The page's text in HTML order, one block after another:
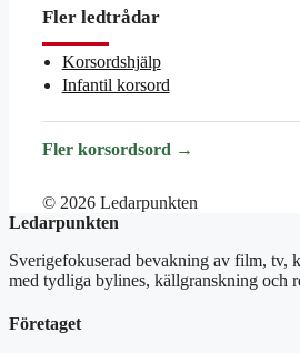
Fler ledtrådar
Korsordshjälp
Infantil korsord
Fler korsordsord →
© 2026 Ledarpunkten
Ledarpunkten
Sverigefokuserad bevakning av film, tv,
med tydliga bylines, källgranskning och
Företaget